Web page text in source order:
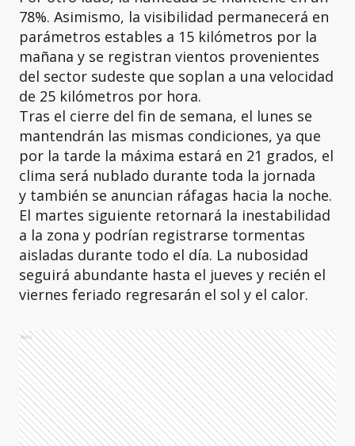
78%. Asimismo, la visibilidad permanecerá en
parámetros estables a 15 kilómetros por la
mañana y se registran vientos provenientes
del sector sudeste que soplan a una velocidad
de 25 kilómetros por hora.
Tras el cierre del fin de semana, el lunes se
mantendrán las mismas condiciones, ya que
por la tarde la máxima estará en 21 grados, el
clima será nublado durante toda la jornada
y también se anuncian ráfagas hacia la noche.
El martes siguiente retornará la inestabilidad
a la zona y podrían registrarse tormentas
aisladas durante todo el día. La nubosidad
seguirá abundante hasta el jueves y recién el
viernes feriado regresarán el sol y el calor.
Ads